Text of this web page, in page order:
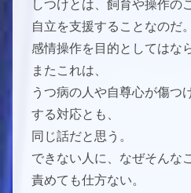
しつけとは、飼育や操作の
自立を支援することなのだ。
感情操作を目的としてはな
またこれは、
うつ病の人や自尊心が傷つ
する対応とも、
同じ話だと思う。
できない人に、なぜそん
責めても仕方ない。